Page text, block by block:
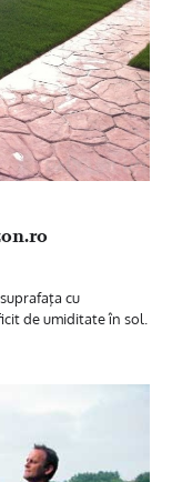
cu
de umiditate în sol.